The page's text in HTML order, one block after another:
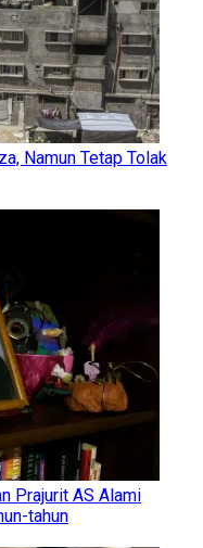
Namun Tetap Tolak
Prajurit AS Alami
tahun